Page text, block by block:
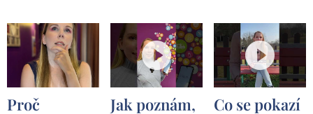
Proč
Jak poznám,
Co se pokazí